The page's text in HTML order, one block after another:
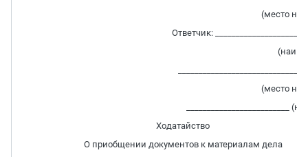
(место
Ответчик:
(место
_________________________
Ходатайство
О приобщении документов к материалам дела